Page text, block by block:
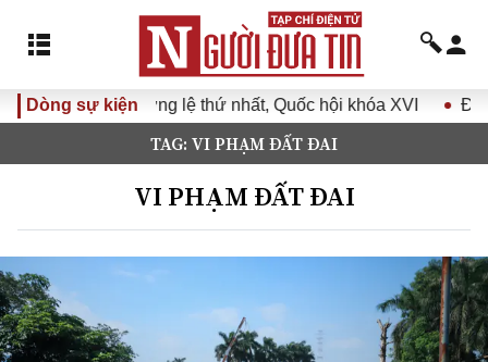
Dòng sự kiện
thứ nhất, Quốc hội khóa XVI Đưa Nghị quyết Đại hội
TAG: VI PHẠM ĐẤT ĐAI
VI PHẠM ĐẤT ĐAI